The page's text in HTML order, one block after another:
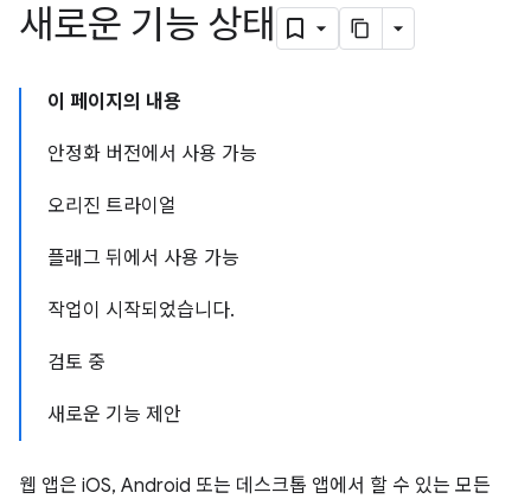
새로운 기능 상태
이 페이지의 내용
안정화 버전에서 사용 가능
오리진 트라이얼
플래그 뒤에서 사용 가능
작업이 시작되었습니다.
검토 중
새로운 기능 제안
웹 앱은 iOS, Android 또는 데스크톱 앱에서 할 수 있는 모든